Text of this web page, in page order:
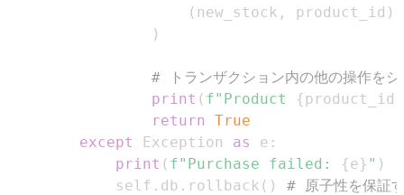
( new_stock , product_id )
)
# トランザクション内の他の操作を
print ( f"Product {product_id
return
True
except
Exception as e :
print ( f"Purchase failed: {e} " )
            self
. db . rollback ( )
# 原子性を保証